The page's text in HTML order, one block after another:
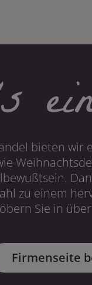
bieten wir
zu einem
Sie in
Firmenseite